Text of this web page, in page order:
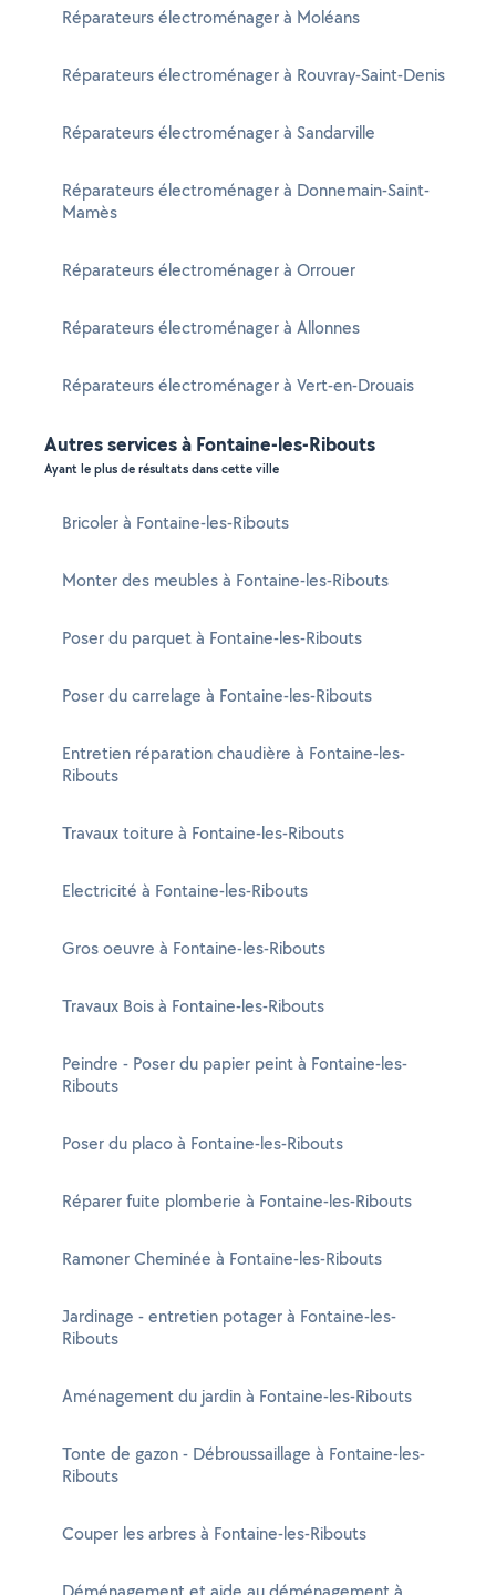
Réparateurs électroménager à Moléans
Réparateurs électroménager à Rouvray-Saint-Denis
Réparateurs électroménager à Sandarville
Réparateurs électroménager à Donnemain-Saint-
Mamès
Réparateurs électroménager à Orrouer
Réparateurs électroménager à Allonnes
Réparateurs électroménager à Vert-en-Drouais
Autres services à Fontaine-les-Ribouts
Ayant le plus de résultats dans cette ville
Bricoler à Fontaine-les-Ribouts
Monter des meubles à Fontaine-les-Ribouts
Poser du parquet à Fontaine-les-Ribouts
Poser du carrelage à Fontaine-les-Ribouts
Entretien réparation chaudière à Fontaine-les-
Ribouts
Travaux toiture à Fontaine-les-Ribouts
Electricité à Fontaine-les-Ribouts
Gros oeuvre à Fontaine-les-Ribouts
Travaux Bois à Fontaine-les-Ribouts
Peindre - Poser du papier peint à Fontaine-les-
Ribouts
Poser du placo à Fontaine-les-Ribouts
Réparer fuite plomberie à Fontaine-les-Ribouts
Ramoner Cheminée à Fontaine-les-Ribouts
Jardinage - entretien potager à Fontaine-les-
Ribouts
Aménagement du jardin à Fontaine-les-Ribouts
Tonte de gazon - Débroussaillage à Fontaine-les-
Ribouts
Couper les arbres à Fontaine-les-Ribouts